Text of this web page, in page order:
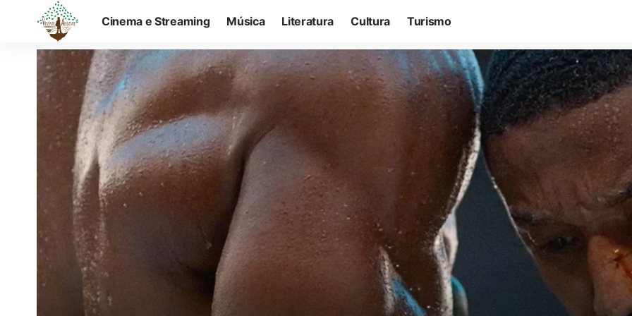
Cinema e Streaming Música Literatura Cultura Turismo